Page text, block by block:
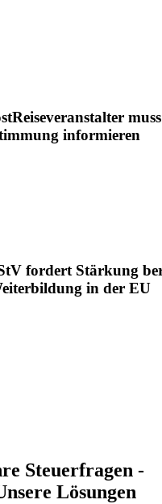
Reiseveranstalter
informieren
fordert Stärkung
in der EU
Steuerfragen -
Lösungen